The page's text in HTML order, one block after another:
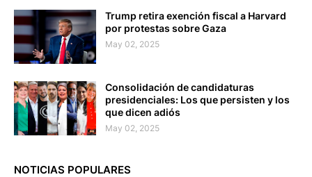
Trump retira exención fiscal a Harvard
por protestas sobre Gaza
May 02, 2025
Consolidación de candidaturas
presidenciales: Los que persisten y los
que dicen adiós
May 02, 2025
NOTICIAS POPULARES